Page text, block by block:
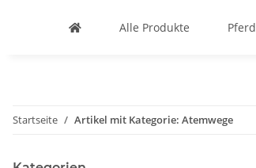
Alle Produkte Pferd
Startseite Artikel mit Kategorie: Atemwege